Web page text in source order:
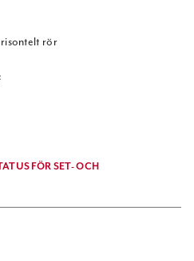
rör
FÖR SET- OCH